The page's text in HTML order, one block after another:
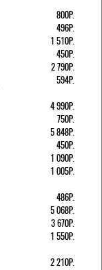
800Р.
496Р.
1 510Р.
450Р.
2 790Р.
594Р.
4 990Р.
750Р.
5 848Р.
450Р.
1 090Р.
1 005Р.
486Р.
5 068Р.
3 670Р.
1 550Р.
2 210Р.